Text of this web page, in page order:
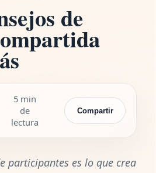
de
5 min
de
lectura
Compartir
participantes es lo que crea